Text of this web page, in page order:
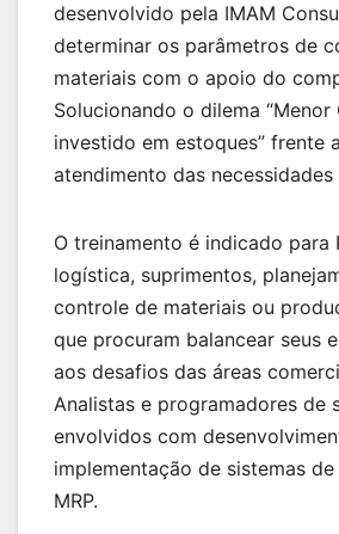
desenvolvido pela IMAM
determinar os parâmetros de
materiais com o apoio do
Solucionando o dilema
investido em estoques” frente
atendimento das necessidades
O treinamento é indicado para
logística, suprimentos,
controle de materiais ou
que procuram balancear seus
aos desafios das áreas
Analistas e programadores de
envolvidos com
implementação de sistemas
MRP.